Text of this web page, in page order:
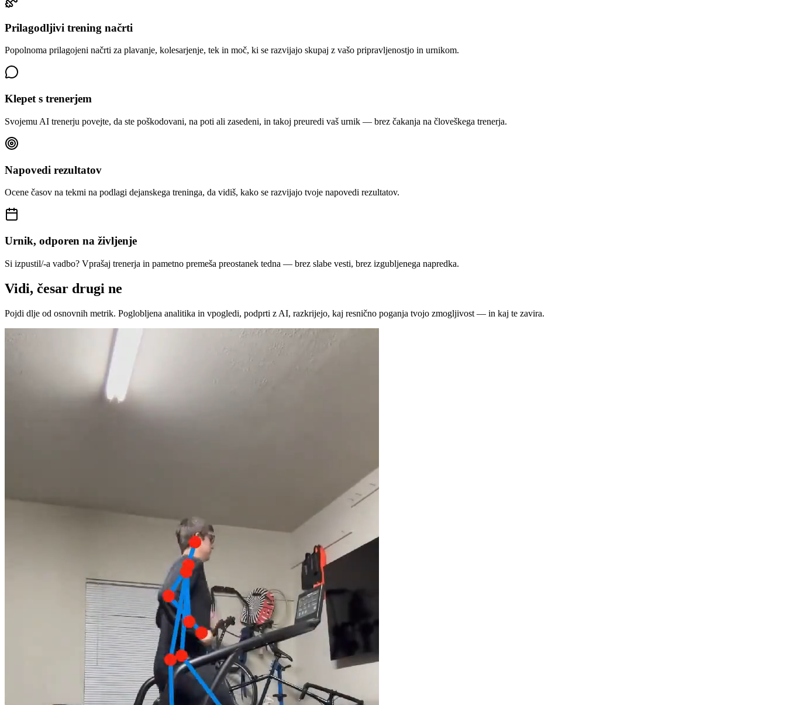
Prilagodljivi trening načrti
Popolnoma prilagojeni načrti za plavanje, kolesarjenje, tek in moč, ki se razvijajo skupaj z vašo pripravljenostjo in urnikom.
Klepet s trenerjem
Svojemu AI trenerju povejte, da ste poškodovani, na poti ali zasedeni, in takoj preuredi vaš urnik — brez čakanja na človeškega trenerja.
Napovedi rezultatov
Ocene časov na tekmi na podlagi dejanskega treninga, da vidiš, kako se razvijajo tvoje napovedi rezultatov.
Urnik, odporen na življenje
Si izpustil/-a vadbo? Vprašaj trenerja in pametno premeša preostanek tedna — brez slabe vesti, brez izgubljenega napredka.
Vidi, česar drugi ne
Pojdi dlje od osnovnih metrik. Poglobljena analitika in vpogledi, podprti z AI, razkrijejo, kaj resnično poganja tvojo zmogljivost — in kaj te zavira.